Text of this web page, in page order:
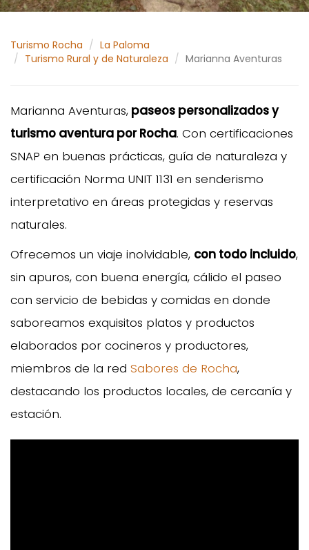
Turismo Rocha
La Paloma
Turismo Rural y de Naturaleza
Marianna Aventuras
Marianna Aventuras, paseos personalizados y
turismo aventura por Rocha. Con certificaciones
SNAP en buenas prácticas, guía de naturaleza y
certificación Norma UNIT 1131 en senderismo
interpretativo en áreas protegidas y reservas
naturales.
Ofrecemos un viaje inolvidable, con todo incluido,
sin apuros, con buena energía, cálido el paseo
con servicio de bebidas y comidas en donde
saboreamos exquisitos platos y productos
elaborados por cocineros y productores,
miembros de la red Sabores de Rocha,
destacando los productos locales, de cercanía y
estación.